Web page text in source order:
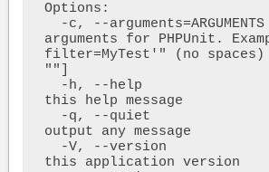
Options:
arguments for PHPUnit.
filter=MyTest'" (no
""]
this help message
output any message
this application version